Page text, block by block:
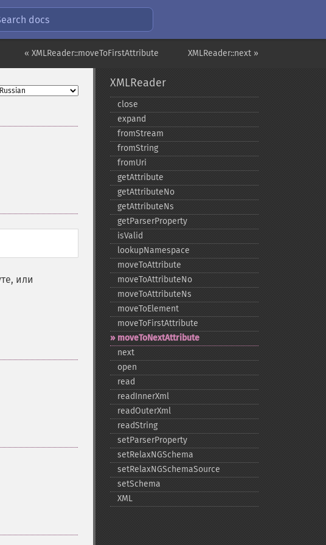
docs
XMLReader::next »
« XMLReader::moveToFirstAttribute
или
XMLReader
close
expand
fromStream
fromString
fromUri
getAttribute
getAttributeNo
getAttributeNs
getParserProperty
isValid
lookupNamespace
moveToAttribute
moveToAttributeNo
moveToAttributeNs
moveToElement
moveToFirstAttribute
moveToNextAttribute
next
open
read
readInnerXml
readOuterXml
readString
setParserProperty
setRelaxNGSchema
setRelaxNGSchemaSource
setSchema
XML